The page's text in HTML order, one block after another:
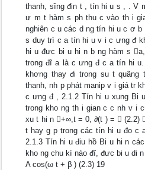
thanh, sĩng đin t , tín hi u s , . V
ư m t hàm s ph thu c vào th i
nghiên c u các d ng tín hi u c ơ
s duy trì c a tín hi u v i c ưng đ
hi u đưc bi u hi n b ng hàm s
trong đĩ a là c ưng đ c a tín hi
khơng thay đi trong su t
thanh, nh p phát manip v i giá tr
c ưng đ , 2.1.2 Tín hi u xung Bi
trong kho ng th i gian c c nh v i
xu t hi n +∞,t = 0, ∂(t ) =  (2.2)
t hay g p trong các tín hi u đo
2.1.3 Tín hi u điu hồ Bi u hi n
kho ng chu kì nào đĩ, đưc bi u di
A cos(ω t + β ) (2.3) 19